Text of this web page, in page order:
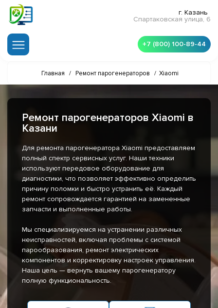
г. Казань
Спартаковская улица, 6
+7 (800) 100-89-44
Главная / Ремонт парогенераторов / Xiaomi
Ремонт парогенераторов Xiaomi в
Казани
Для ремонта парогенератора Xiaomi предоставляем
полный спектр сервисных услуг. Наши техники
используют передовое оборудование для
диагностики, что позволяет эффективно определить
причину поломки и быстро устранить её. Каждый
ремонт сопровождается гарантией на замененные
запчасти и выполненные работы.
Мы специализируемся на устранении различных
неисправностей, включая проблемы с системой
парообразования, ремонт электрических
компонентов и корректировку настроек управления.
Наша цель — вернуть вашему парогенератору
полную функциональность.